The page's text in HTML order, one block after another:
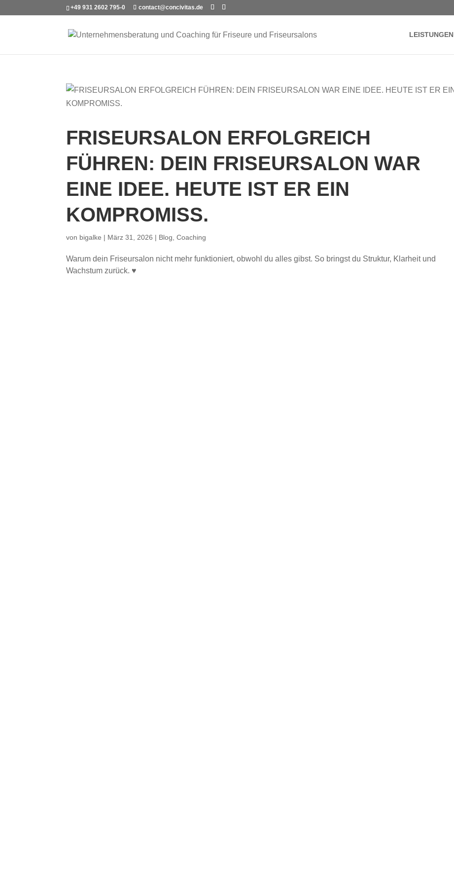
+49 931 2602 795-0 contact@concivitas.de
LEISTUNGEN
FRISEURSALON ERFOLGREICH
FÜHREN: DEIN FRISEURSALON WAR
EINE IDEE. HEUTE IST ER EIN
KOMPROMISS.
von bigalke | März 31, 2026 | Blog ,Coaching
Warum dein Friseursalon nicht mehr funktioniert, obwohl du alles gibst. So bringst du Struktur, Klarheit und
Wachstum zurück. ♥